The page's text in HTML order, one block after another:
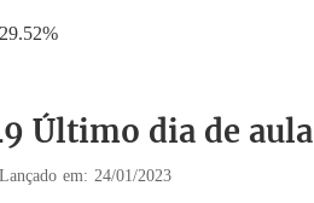
29.52%
Último dia de aula
Lançado em: 24/01/2023